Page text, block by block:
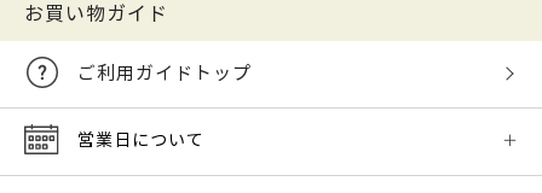
お買い物ガイド
ご利用ガイドトップ
営業日について